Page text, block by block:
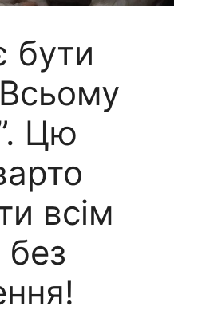
бути
Цю
всім